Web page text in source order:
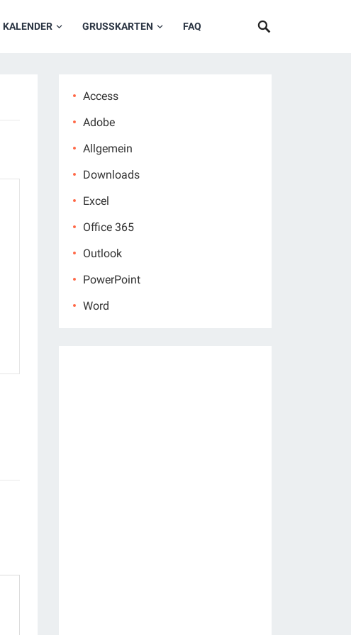
KALENDER GRUSSKARTEN FAQ
Access
Adobe
Allgemein
Downloads
Excel
Office 365
Outlook
PowerPoint
Word